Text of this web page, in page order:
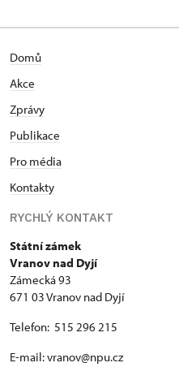
Domů
Akce
Zprávy
Publikace
Pro média
Kontakty
RYCHLÝ KONTAKT
Státní zámek
Vranov nad Dyjí
Zámecká 93
671 03 Vranov nad Dyjí
Telefon: 515 296 215
E-mail: vranov@npu.cz